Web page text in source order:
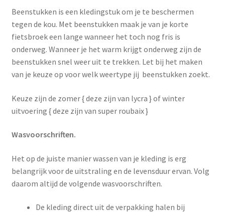
Beenstukken is een kledingstuk om je te beschermen
tegen de kou. Met beenstukken maak je van je korte
fietsbroek een lange wanneer het toch nog fris is
onderweg. Wanneer je het warm krijgt onderweg zijn de
beenstukken snel weer uit te trekken. Let bij het maken
van je keuze op voor welk weertype jij beenstukken zoekt.
Keuze zijn de zomer { deze zijn van lycra } of winter
uitvoering { deze zijn van super roubaix }
Wasvoorschriften.
Het op de juiste manier wassen van je kleding is erg
belangrijk voor de uitstraling en de levensduur ervan. Volg
daarom altijd de volgende wasvoorschriften.
De kleding direct uit de verpakking halen bij